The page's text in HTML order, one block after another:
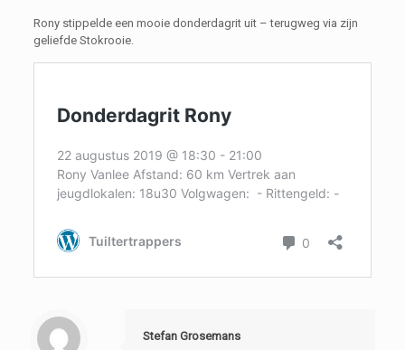
Rony stippelde een mooie donderdagrit uit – terugweg via zijn
geliefde Stokrooie.
Stefan Grosemans